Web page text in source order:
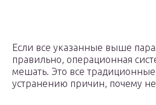
Если все указанные выше
правильно, операционная
мешать. Это все
устранению причин, почему